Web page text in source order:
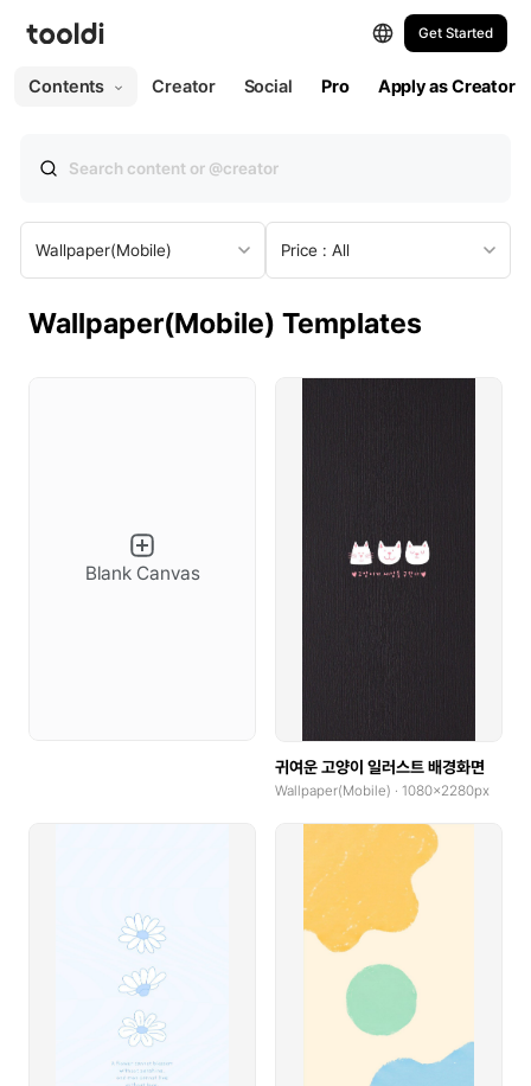
Get Started
Contents Creator Social Pro Apply as Creator
Wallpaper(Mobile) Price : All
Wallpaper(Mobile) Templates
Blank Canvas
귀여운 고양이 일러스트 배경화면
Wallpaper(Mobile) · 1080x2280px
All Web Print
Presentation
Social Post (Portrait)
YouTube Banner
Product Detail Pages(PDP)
GoodNotes(Portrait)